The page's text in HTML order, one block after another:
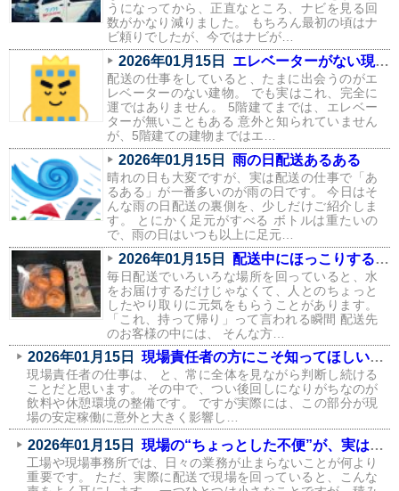
うになってから、正直なところ、ナビを見る回
数がかなり減りました。 もちろん最初の頃はナ
ビ頼りでしたが、今ではナビが…
2026年01月15日 エレベーターがない現場あるある（配送員の本音つき）
配送の仕事をしていると、たまに出会うのがエ
レベーターのない建物。 でも実はこれ、完全に
運ではありません。 5階建てまでは、エレベー
ターが無いこともある 意外と知られていません
が、5階建ての建物まではエ…
2026年01月15日 雨の日配送あるある
晴れの日も大変ですが、実は配送の仕事で「あ
るある」が一番多いのが雨の日です。 今日はそ
んな雨の日配送の裏側を、少しだけご紹介しま
す。 とにかく足元がすべる ボトルは重たいの
で、雨の日はいつも以上に足元…
2026年01月15日 配送中にほっこりする瞬間が、実はたくさんあります
毎日配送でいろいろな場所を回っていると、水
をお届けするだけじゃなくて、人とのちょっと
したやり取りに元気をもらうことがあります。
「これ、持って帰り」って言われる瞬間 配送先
のお客様の中には、 そんな方…
2026年01月15日 現場責任者の方にこそ知ってほしい、飲料環境が現場に与える影響
現場責任者の仕事は、 と、常に全体を見ながら判断し続ける
ことだと思います。 その中で、つい後回しになりがちなのが
飲料や休憩環境の整備です。 ですが実際には、この部分が現
場の安定稼働に意外と大きく影響し…
2026年01月15日 現場の“ちょっとした不便”が、実はコストになっている話
工場や現場事務所では、日々の業務が止まらないことが何より
重要です。 ただ、実際に配送で現場を回っていると、こんな